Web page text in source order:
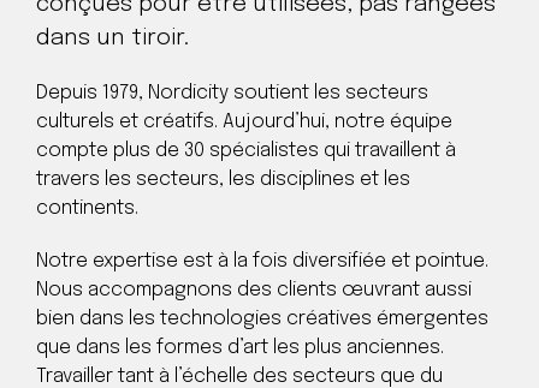
dans un tiroir.
Depuis 1979, Nordicity soutient les secteurs
culturels et créatifs. Aujourd’hui, notre équipe
compte plus de 30 spécialistes qui travaillent à
travers les secteurs, les disciplines et les
continents.
Notre expertise est à la fois diversifiée et pointue.
Nous accompagnons des clients œuvrant aussi
bien dans les technologies créatives émergentes
que dans les formes d’art les plus anciennes.
Travailler tant à l’échelle des secteurs que du